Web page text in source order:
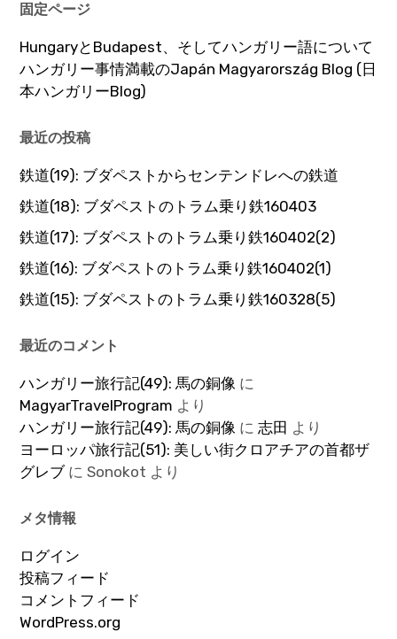
固定ページ
HungaryとBudapest、そしてハンガリー語について
ハンガリー事情満載のJapán Magyarország Blog (日
本ハンガリーBlog)
最近の投稿
鉄道(19): ブダペストからセンテンドレへの鉄道
鉄道(18): ブダペストのトラム乗り鉄160403
鉄道(17): ブダペストのトラム乗り鉄160402(2)
鉄道(16): ブダペストのトラム乗り鉄160402(1)
鉄道(15): ブダペストのトラム乗り鉄160328(5)
最近のコメント
ハンガリー旅行記(49): 馬の銅像 に
MagyarTravelProgram より
ハンガリー旅行記(49): 馬の銅像 に志田 より
ヨーロッパ旅行記(51): 美しい街クロアチアの首都ザ
グレブにSonokot より
メタ情報
ログイン
投稿フィード
コメントフィード
WordPress.org